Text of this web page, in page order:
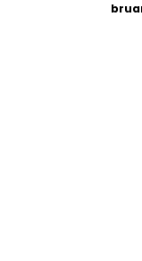
Februari